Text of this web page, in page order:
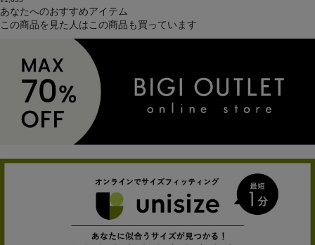
あなたへのおすすめアイテム
この商品を見た人はこの商品も買っています